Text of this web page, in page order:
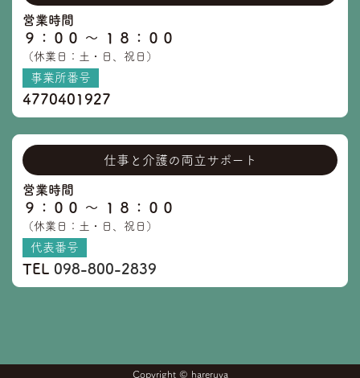
営業時間
９：００ 〜 １８：００
（休業日：土・日、祝日）
事業所番号
4770401927
仕事と介護の両立サポート
営業時間
９：００ 〜 １８：００
（休業日：土・日、祝日）
代表番号
TEL 098-800-2839
Copyright © hareruya